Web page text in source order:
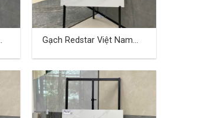
Gạch Redstar Việt Nam